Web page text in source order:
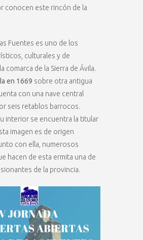
conocen este rincón de la
Fuentes es uno de los
culturales y de
comarca de la Sierra de Ávila.
en 1669 sobre otra antigua
con una nave central
seis retablos barrocos.
interior se encuentra la titular
imagen es de origen
con ella, numerosos
hacen de esta ermita una de
de la provincia.